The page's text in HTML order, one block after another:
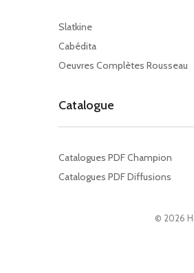
© 2026
Slatkine
Cabédita
Oeuvres Complètes Rousseau
Catalogue
Catalogues PDF Champion
Catalogues PDF Diffusions